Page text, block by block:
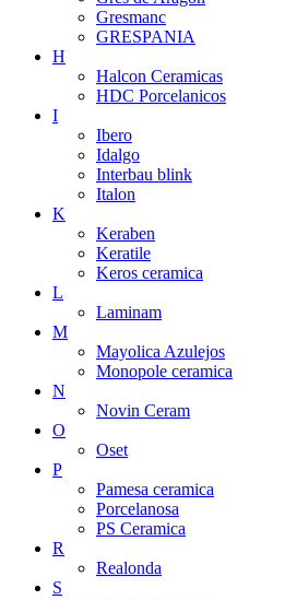
Gresmanc
GRESPANIA
H
Halcon Ceramicas
HDC Porcelanicos
I
Ibero
Idalgo
Interbau blink
Italon
K
Keraben
Keratile
Keros ceramica
L
Laminam
M
Mayolica Azulejos
Monopole ceramica
N
Novin Ceram
O
Oset
P
Pamesa ceramica
Porcelanosa
PS Ceramica
R
Realonda
S